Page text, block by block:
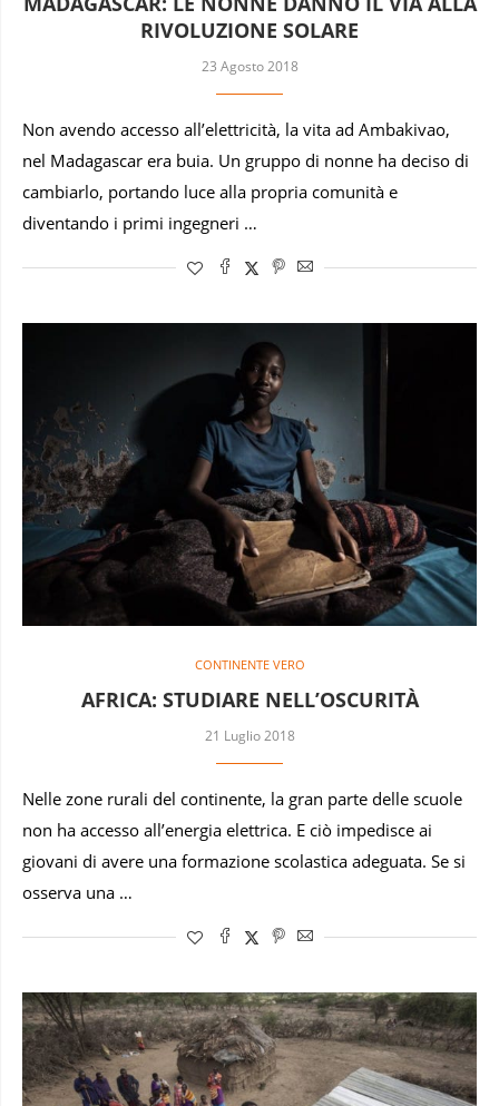
RIVOLUZIONE SOLARE
23 Agosto 2018
Non avendo accesso all’elettricità, la vita ad Ambakivao,
nel Madagascar era buia. Un gruppo di nonne ha deciso di
cambiarlo, portando luce alla propria comunità e
diventando i primi ingegneri …
CONTINENTE VERO
AFRICA: STUDIARE NELL’OSCURITÀ
21 Luglio 2018
Nelle zone rurali del continente, la gran parte delle scuole
non ha accesso all’energia elettrica. E ciò impedisce ai
giovani di avere una formazione scolastica adeguata. Se si
osserva una …